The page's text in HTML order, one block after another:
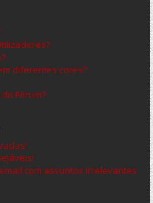
diferentes cores?
Fórum?
com assuntos irrelevantes